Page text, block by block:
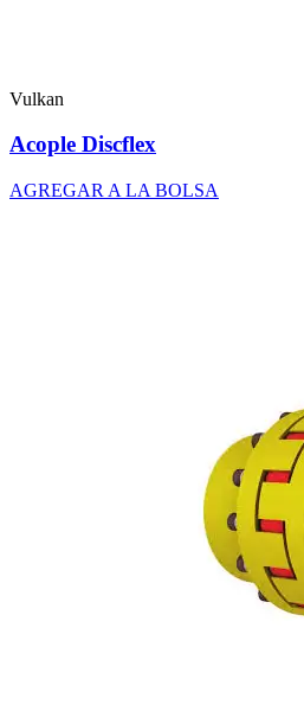
Vulkan
Acople Discflex
AGREGAR A LA BOLSA